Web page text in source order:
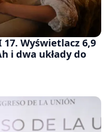
Wyświetlacz 6,9
i dwa układy do